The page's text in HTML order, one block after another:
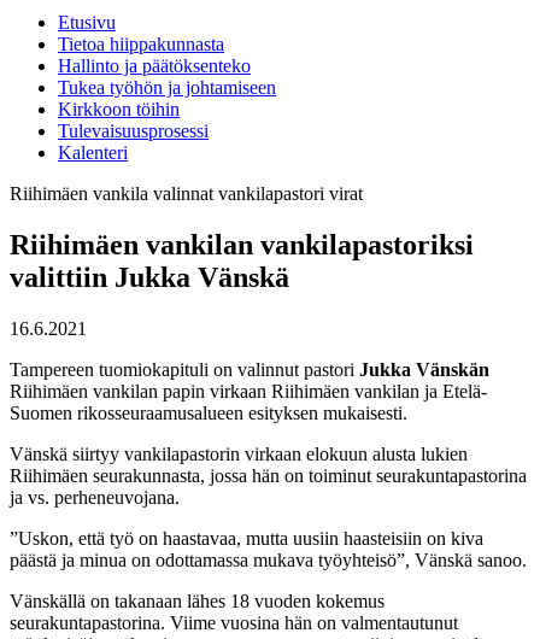
Etusivu
Tietoa hiippakunnasta
Hallinto ja päätöksenteko
Tukea työhön ja johtamiseen
Kirkkoon töihin
Tulevaisuusprosessi
Kalenteri
Riihimäen vankila valinnat vankilapastori virat
Riihimäen vankilan vankilapastoriksi
valittiin Jukka Vänskä
16.6.2021
Tampereen tuomiokapituli on valinnut pastori Jukka Vänskän
Riihimäen vankilan papin virkaan Riihimäen vankilan ja Etelä-
Suomen rikosseuraamusalueen esityksen mukaisesti.
Vänskä siirtyy vankilapastorin virkaan elokuun alusta lukien
Riihimäen seurakunnasta, jossa hän on toiminut seurakuntapastorina
ja vs. perheneuvojana.
”Uskon, että työ on haastavaa, mutta uusiin haasteisiin on kiva
päästä ja minua on odottamassa mukava työyhteisö”, Vänskä sanoo.
Vänskällä on takanaan lähes 18 vuoden kokemus
seurakuntapastorina. Viime vuosina hän on valmentautunut